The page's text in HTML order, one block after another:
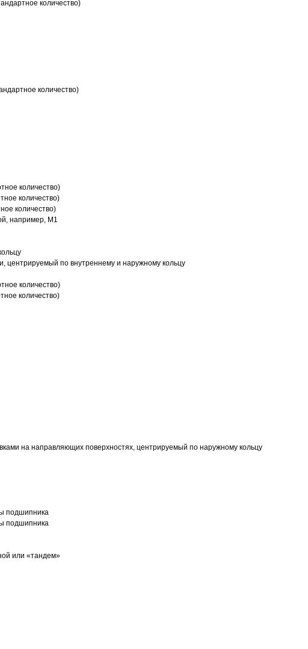
количество)
количество)
количество)
количество)
количество)
например, M1
центрируемый по внутреннему и наружному кольцу
количество)
количество)
на направляющих поверхностях, центрируемый по наружному кольцу
подшипника
подшипника
или «тандем»